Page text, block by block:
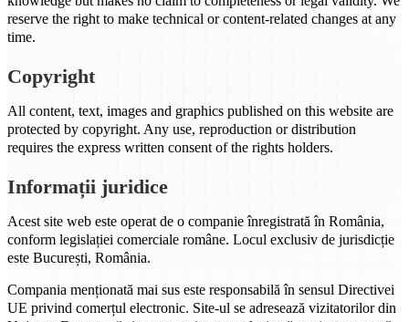
reserve the right to make technical or content-related changes at any
time.
Copyright
All content, text, images and graphics published on this website are
protected by copyright. Any use, reproduction or distribution
requires the express written consent of the rights holders.
Informații juridice
Acest site web este operat de o companie înregistrată în România,
conform legislației comerciale române. Locul exclusiv de jurisdicție
este București, România.
Compania menționată mai sus este responsabilă în sensul Directivei
UE privind comerțul electronic. Site-ul se adresează vizitatorilor din